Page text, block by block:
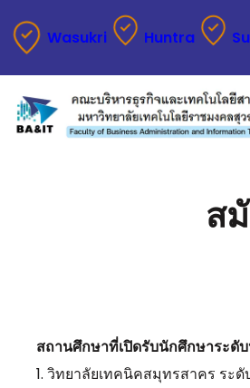
Wasukri Huntra
ส
สถานศึกษาที่เปิดรับนักศึกษาระดั
1. วิทยาลัยเทคนิคสมุทรสาคร ระ